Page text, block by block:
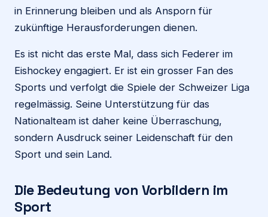
in Erinnerung bleiben und als Ansporn für
zukünftige Herausforderungen dienen.
Es ist nicht das erste Mal, dass sich Federer im
Eishockey engagiert. Er ist ein grosser Fan des
Sports und verfolgt die Spiele der Schweizer Liga
regelmässig. Seine Unterstützung für das
Nationalteam ist daher keine Überraschung,
sondern Ausdruck seiner Leidenschaft für den
Sport und sein Land.
Die Bedeutung von Vorbildern im
Sport